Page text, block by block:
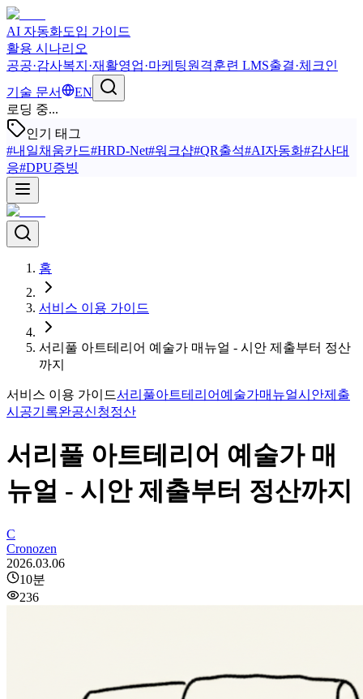
AI 자동화도입 가이드
활용 시나리오
공공·감사복지·재활영업·마케팅원격훈련 LMS출결·체크인
기술 문서
EN
로딩 중...
인기 태그
#내일채움카드#HRD-Net#워크샵#QR출석#AI자동화#감사대
응#DPU증빙
홈
서비스 이용 가이드
서리풀 아트테리어 예술가 매뉴얼 - 시안 제출부터 정산
까지
서비스 이용 가이드서리풀아트테리어 예술가매뉴얼시안제출
시공기록완공신청정산
서리풀 아트테리어 예술가 매
뉴얼 - 시안 제출부터 정산까지
C
Cronozen
2026.03.06
10분
236